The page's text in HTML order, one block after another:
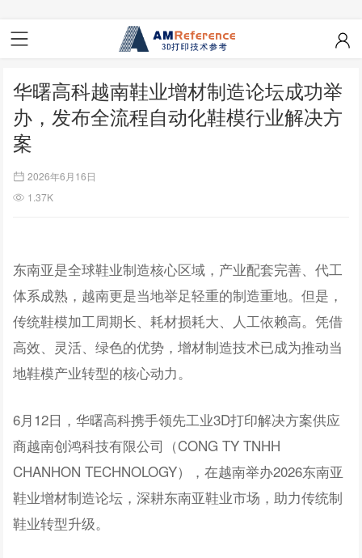
华曙高科越南鞋业增材制造论坛成功举
办，发布全流程自动化鞋模行业解决方
案
2026年6月16日
1.37K
东南亚是全球鞋业制造核心区域，产业配套完善、代工
体系成熟，越南更是当地举足轻重的制造重地。但是，
传统鞋模加工周期长、耗材损耗大、人工依赖高。凭借
高效、灵活、绿色的优势，增材制造技术已成为推动当
地鞋模产业转型的核心动力。
6月12日，华曙高科携手领先工业3D打印解决方案供应
商越南创鸿科技有限公司 （CONG TY TNHH
CHANHON TECHNOLOGY）
，在越南举办2026东南亚
鞋业增材制造论坛，深耕东南亚鞋业市场，助力传统制
鞋业转型升级。